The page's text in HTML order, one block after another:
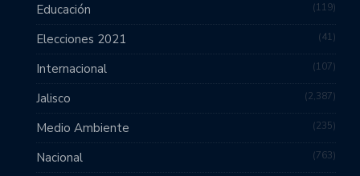
Educación 119
Elecciones 2021 41
Internacional 107
Jalisco 2,387
Medio Ambiente 235
Nacional 763